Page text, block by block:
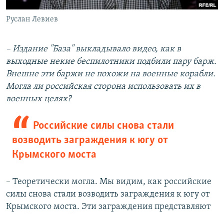
Руслан Левиев
– Издание "База" выкладывало видео, как в
выходные некие беспилотники подбили пару барж.
Внешне эти баржи не похожи на военные корабли.
Могла ли российская сторона использовать их в
военных целях?
Российские силы снова стали
возводить заграждения к югу от
Крымского моста
– Теоретически могла. Мы видим, как российские
силы снова стали возводить заграждения к югу от
Крымского моста. Эти заграждения представляют